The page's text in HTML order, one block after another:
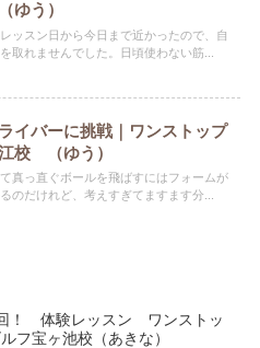
ゆう）
レッスン日から今日まで近かったので、自
取れませんでした。日頃使わない筋...
イバーに挑戦｜ワンストップ
校 （ゆう）
て真っ直ぐボールを飛ばすにはフォームが
のだけれど、考えすぎてますます分...
！ 体験レッスン ワンストッ
フ宝ヶ池校（あきな）